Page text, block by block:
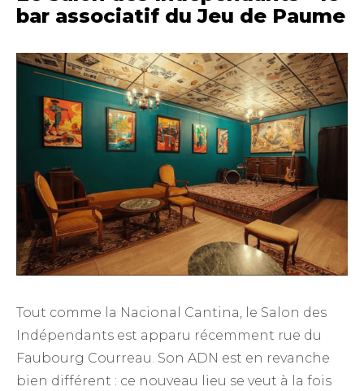
bar associatif du Jeu de Paume
Tout comme la Nacional Cantina, le Salon des
Indépendants est apparu récemment rue du
Faubourg Courreau. Son ADN est en revanche
bien différent : ce nouveau lieu se veut à la fois